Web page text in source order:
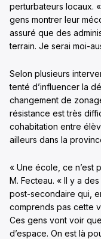
perturbateurs locaux.
gens montrer leur
assuré que des
terrain. Je serai moi-
Selon plusieurs
tenté d’influencer la
changement de
résistance est très
cohabitation entre
ailleurs dans la
« Une école, ce n’est
M. Fecteau. « Il y a
post-secondaire qui,
comprends pas cette
Ces gens vont voir
d’espace. On est là